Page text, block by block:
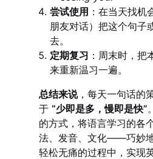
尝试使用 ：在当天找机
朋友对话）把这个句子
去。
定期复习 ：周末时，把
来重新温习一遍。
总结来说，每天一句话的
于 “少即是多，慢即是快”
的方式，将语言学习的
法、发音、文化——巧妙
轻松无痛的过程中，实现